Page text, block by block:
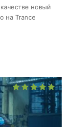
новый
на Trance